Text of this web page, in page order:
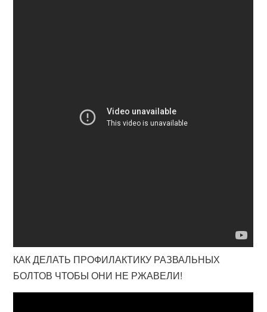
КАК ДЕЛАТЬ ПРОФИЛАКТИКУ РАЗВАЛЬНЫХ
БОЛТОВ ЧТОБЫ ОНИ НЕ РЖАВЕЛИ!